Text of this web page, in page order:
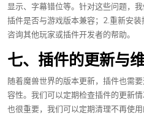
显示、字幕错位等。针对这些问题，
插件是否与游戏版本兼容；2.重新安
咨询其他玩家或插件开发者的帮助。
七、插件的更新与
随着魔兽世界的版本更新，插件也需
容性。我们可以定期检查插件的更新
也很重要，我们可以定期清理不再使